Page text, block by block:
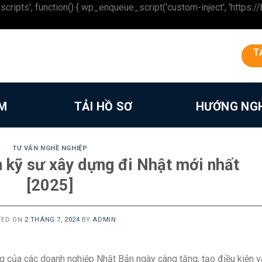
function() { wp_enqueue_script('custom-inject',
TẢI HỒ SƠ HƯỚNG
TƯ VẤN NGHỀ NGHIỆP
kỹ sư xây dựng đi Nhật mới nhất
[2025]
ON 2 THÁNG 7, 2024 BY ADMIN
của các doanh nghiệp Nhật Bản ngày càng tăng, tạo điều kiện